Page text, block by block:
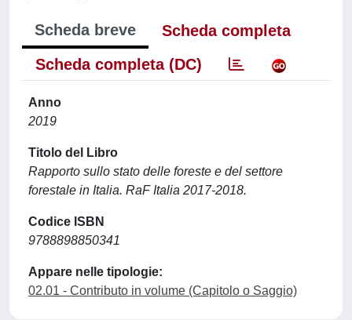
Scheda breve
Scheda completa
Scheda completa (DC)
Anno
2019
Titolo del Libro
Rapporto sullo stato delle foreste e del settore
forestale in Italia. RaF Italia 2017-2018.
Codice ISBN
9788898850341
Appare nelle tipologie:
02.01 - Contributo in volume (Capitolo o Saggio)